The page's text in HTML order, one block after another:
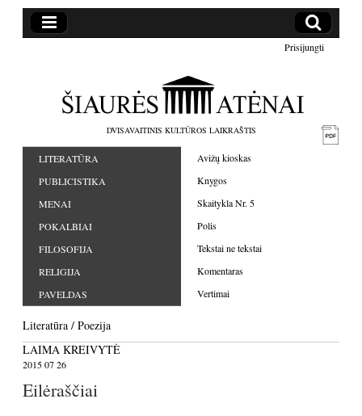
Prisijungti
DVISAVAITINIS KULTŪROS LAIKRAŠTIS
LITERATŪRA
PUBLICISTIKA
MENAI
POKALBIAI
FILOSOFIJA
RELIGIJA
PAVELDAS
Avižų kioskas
Knygos
Skaitykla Nr. 5
Polis
Tekstai ne tekstai
Komentaras
Vertimai
Literatūra / Poezija
LAIMA KREIVYTĖ
2015 07 26
Eilėraščiai